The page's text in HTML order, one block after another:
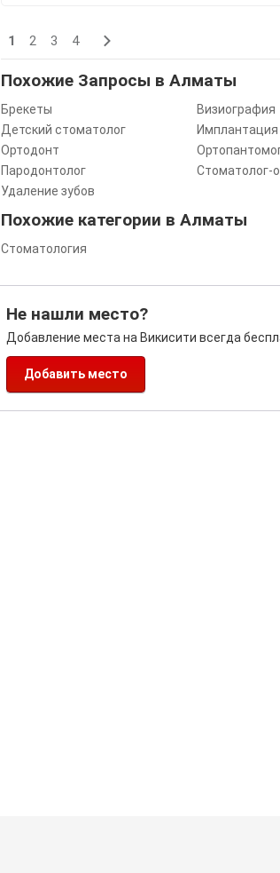
1 2 3 4
Похожие Запросы в Алматы
Брекеты Визиография
Детский стоматолог
Имплантация
Ортодонт
Пародонтолог
Стоматолог-
Удаление зубов
Похожие категории в Алматы
Стоматология
Не нашли место?
Добавление места на Викисити всегда
Добавить место